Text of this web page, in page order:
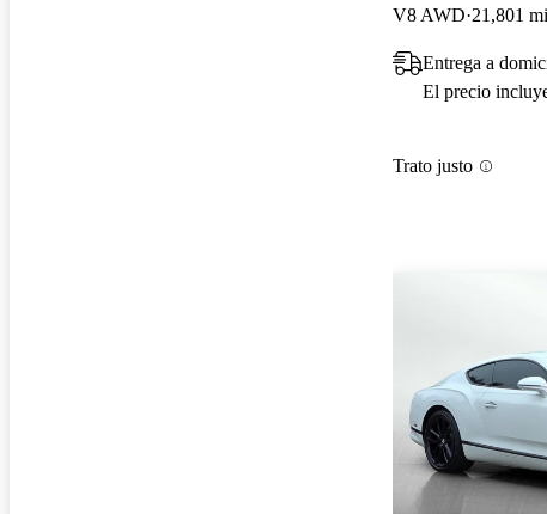
V8 AWD 21,801
Entrega a
El precio
Trato justo